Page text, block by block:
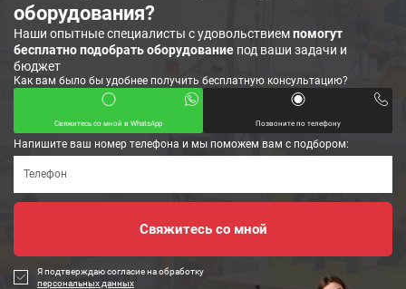
оборудования?
Наши опытные специалисты с удовольствиемпомогут
бесплатно подобрать оборудование под ваши задачи и
бюджет
Как вам было бы удобнее получить бесплатную консультацию?
Свяжитесь со мной в WhatsApp Позвоните по телефону
Напишите ваш номер телефона и мы поможем вам с подбором:
Я подтверждаю согласие на обработку
персональных данных